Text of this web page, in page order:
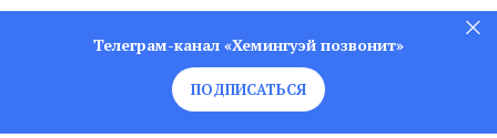
Телеграм-канал «Хемингуэй позвонит»
ПОДПИСАТЬСЯ